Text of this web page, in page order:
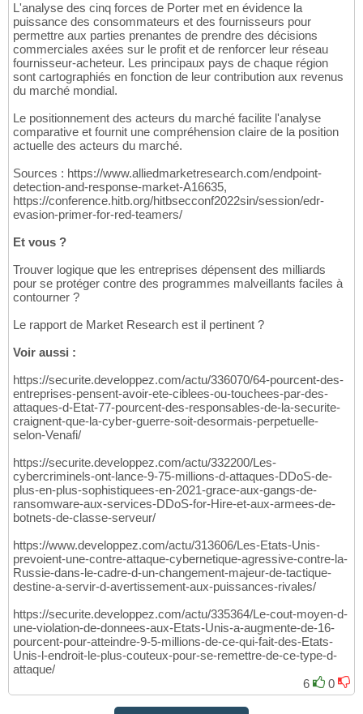
L'analyse des cinq forces de Porter met en évidence la
puissance des consommateurs et des fournisseurs pour
permettre aux parties prenantes de prendre des décisions
commerciales axées sur le profit et de renforcer leur réseau
fournisseur-acheteur. Les principaux pays de chaque région
sont cartographiés en fonction de leur contribution aux revenus
du marché mondial.
Le positionnement des acteurs du marché facilite l'analyse
comparative et fournit une compréhension claire de la position
actuelle des acteurs du marché.
Sources : https://www.alliedmarketresearch.com/endpoint-
detection-and-response-market-A16635,
https://conference.hitb.org/hitbsecconf2022sin/session/edr-
evasion-primer-for-red-teamers/
Et vous ?
Trouver logique que les entreprises dépensent des milliards
pour se protéger contre des programmes malveillants faciles à
contourner ?
Le rapport de Market Research est il pertinent ?
Voir aussi :
https://securite.developpez.com/actu/336070/64-pourcent-des-
entreprises-pensent-avoir-ete-ciblees-ou-touchees-par-des-
attaques-d-Etat-77-pourcent-des-responsables-de-la-securite-
craignent-que-la-cyber-guerre-soit-desormais-perpetuelle-
selon-Venafi/
https://securite.developpez.com/actu/332200/Les-
cybercriminels-ont-lance-9-75-millions-d-attaques-DDoS-de-
plus-en-plus-sophistiquees-en-2021-grace-aux-gangs-de-
ransomware-aux-services-DDoS-for-Hire-et-aux-armees-de-
botnets-de-classe-serveur/
https://www.developpez.com/actu/313606/Les-Etats-Unis-
prevoient-une-contre-attaque-cybernetique-agressive-contre-la-
Russie-dans-le-cadre-d-un-changement-majeur-de-tactique-
destine-a-servir-d-avertissement-aux-puissances-rivales/
https://securite.developpez.com/actu/335364/Le-cout-moyen-d-
une-violation-de-donnees-aux-Etats-Unis-a-augmente-de-16-
pourcent-pour-atteindre-9-5-millions-de-ce-qui-fait-des-Etats-
Unis-l-endroit-le-plus-couteux-pour-se-remettre-de-ce-type-d-
attaque/
6
0